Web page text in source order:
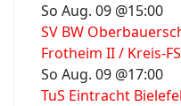
So Aug. 09 @15:00
SV BW
Frotheim II / Kreis-FS
So Aug. 09 @17:00
TuS Eintracht